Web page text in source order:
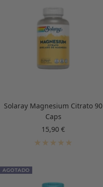
Solaray Magnesium Citrato 90
Caps
Precio
de
15,90 €
AGOTADO